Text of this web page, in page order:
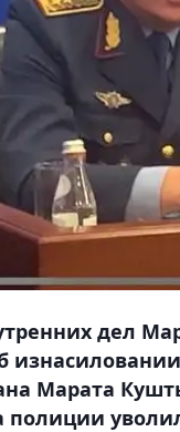
дел
Марата
полиции